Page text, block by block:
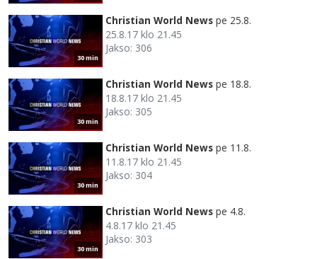
30 min
Christian World News pe 25.8.
25.8.17 klo 21.45
Jakso: 306
30 min
Christian World News pe 18.8.
18.8.17 klo 21.45
Jakso: 305
30 min
Christian World News pe 11.8.
11.8.17 klo 21.45
Jakso: 304
30 min
Christian World News pe 4.8.
4.8.17 klo 21.45
Jakso: 303